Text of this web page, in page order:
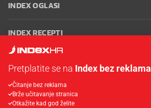
INDEX OGLASI
INDEX RECEPTI
Oglašavanje Zaposli se na Indexu
korištenja
Postavke kolačića
Pretplatite se na Index bez reklama
Čitanje bez reklama
Brže učitavanje stranica
Otkažite kad god želite